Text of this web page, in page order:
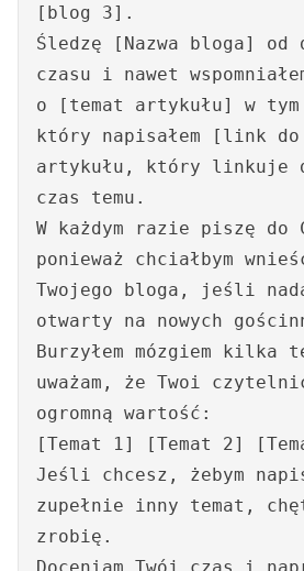
[blog 3].
Śledzę [Nazwa bloga] od
czasu i nawet
o [temat artykułu] w
który napisałem [link do
artykułu, który linkuje
czas temu.
W każdym razie piszę do
ponieważ chciałbym
Twojego bloga, jeśli
otwarty na nowych
Burzyłem mózgiem kilka
uważam, że Twoi
ogromną wartość:
[Temat 1] [Temat 2]
Jeśli chcesz, żebym
zupełnie inny temat,
zrobię.